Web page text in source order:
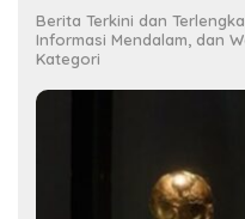
Berita Terkini dan
Informasi Mendalam, dan
Kategori